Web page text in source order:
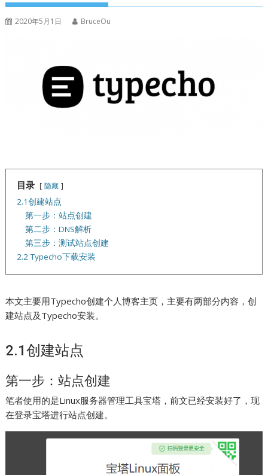
2020年5月1日 BruceOu
目录 隐藏
2.1创建站点
第一步：站点创建
第二步：DNS解析
第三步：测试站点创建
2.2 Typecho下载安装
本文主要用Typecho创建个人博客主页，主要有两部分内容，创
建站点及Typecho安装。
2.1创建站点
第一步：站点创建
笔者使用的是Linux服务器管理工具宝塔，前文已经安装好了，现
在登录宝塔进行站点创建。